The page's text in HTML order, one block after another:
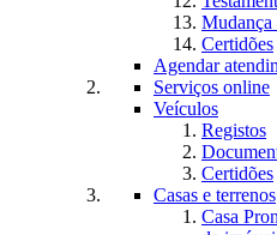
Mudança
Certidões
Agendar
Serviços online
Veículos
Registos
Certidões
Casas e terrenos
Casa